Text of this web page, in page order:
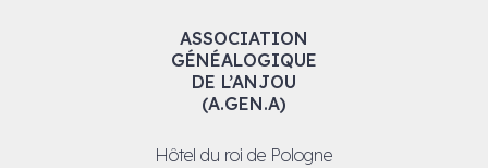
ASSOCIATION
GÉNÉALOGIQUE
DE L’ANJOU
(A.GEN.A)
Hôtel du roi de Pologne